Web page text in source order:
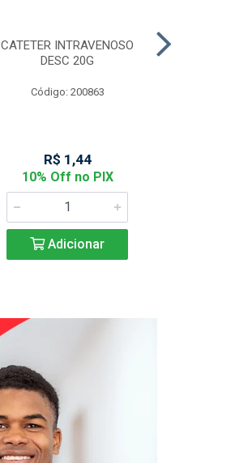
CATETER INTRAVENOSO
DESC 20G
Código: 200863
R$ 1,44
10% Off no PIX
Adicionar